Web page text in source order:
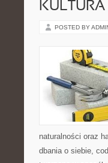
POSTED BY
naturalności oraz
dbania o siebie,